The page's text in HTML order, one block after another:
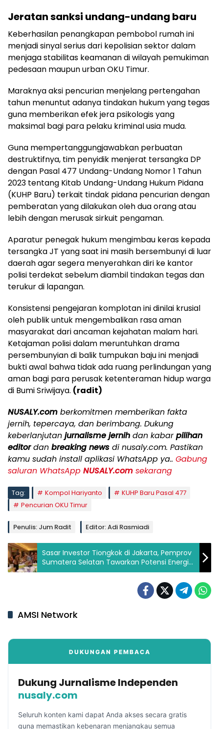
Jeratan sanksi undang-undang baru
Keberhasilan penangkapan pembobol rumah ini
menjadi sinyal serius dari kepolisian sektor dalam
menjaga stabilitas keamanan di wilayah pemukiman
pedesaan maupun urban OKU Timur.
Maraknya aksi pencurian menjelang pertengahan
tahun menuntut adanya tindakan hukum yang tegas
guna memberikan efek jera psikologis yang
maksimal bagi para pelaku kriminal usia muda.
Guna mempertanggungjawabkan perbuatan
destruktifnya, tim penyidik menjerat tersangka DP
dengan Pasal 477 Undang-Undang Nomor 1 Tahun
2023 tentang Kitab Undang-Undang Hukum Pidana
(KUHP Baru) terkait tindak pidana pencurian dengan
pemberatan yang dilakukan oleh dua orang atau
lebih dengan merusak sirkuit pengaman.
Aparatur penegak hukum mengimbau keras kepada
tersangka JT yang saat ini masih bersembunyi di luar
daerah agar segera menyerahkan diri ke kantor
polisi terdekat sebelum diambil tindakan tegas dan
terukur di lapangan.
Konsistensi pengejaran komplotan ini dinilai krusial
oleh publik untuk mengembalikan rasa aman
masyarakat dari ancaman kejahatan malam hari.
Ketajaman polisi dalam meruntuhkan drama
persembunyian di balik tumpukan baju ini menjadi
bukti awal bahwa tidak ada ruang perlindungan yang
aman bagi para perusak ketenteraman hidup warga
di Bumi Sriwijaya. (radit)
NUSALY.com berkomitmen memberikan fakta
jernih, tepercaya, dan berimbang. Dukung
keberlanjutan jurnalisme jernih dan kabarpilihan
editordan breaking news di nusaly.com. Pastikan
kamu sudah install aplikasi WhatsApp ya.. Gabung
saluran WhatsApp NUSALY.com sekarang
Tag: Kompol Hariyanto
KUHP Baru Pasal 477
Pencurian OKU Timur
Penulis: Jum Radit Editor: Adi Rasmiadi
Sasar Investor Tiongkok di Jakarta, Pemprov
Sumatera Selatan Tawarkan Potensi Energi
dan Perkebunan
AMSI Network
DUKUNGAN PEMBACA
Dukung Jurnalisme Independen
nusaly.com
Seluruh konten kami dapat Anda akses secara gratis
guna memastikan kebenaran menjangkau semua